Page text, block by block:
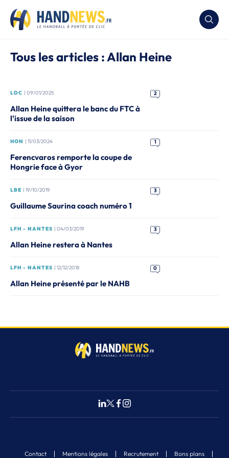
Tous les articles : Allan Heine
LDC | 09/01/2025 2
Allan Heine quittera le banc du FTC à
l'issue de la saison
HON | 11/03/2024 1
Ferencvaros remporte la coupe de
Hongrie face à Gyor
LBE | 19/10/2019 3
Guillaume Saurina coach numéro 1
LFH - NANTES | 04/03/2019 3
Allan Heine restera à Nantes
LFH - NANTES | 12/12/2018 0
Allan Heine présenté par le NAHB
Contact Mentions légales Recrutement Bons plans